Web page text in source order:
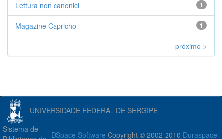
1
Lettura non canonici
1
Magazine Capricho
próximo >
UNIVERSIDADE FEDERAL DE SERGIPE
DSpace Software Copyright © 2002-2010 Duraspace
Sistema de